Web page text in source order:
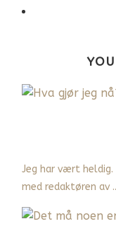
Jeg har vært
med redaktøren av